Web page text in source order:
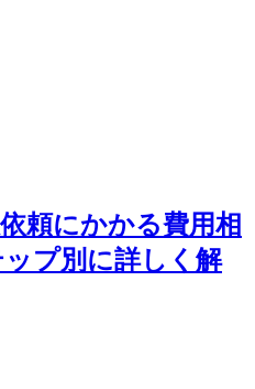
頼にかかる費用相
プ別に詳しく解